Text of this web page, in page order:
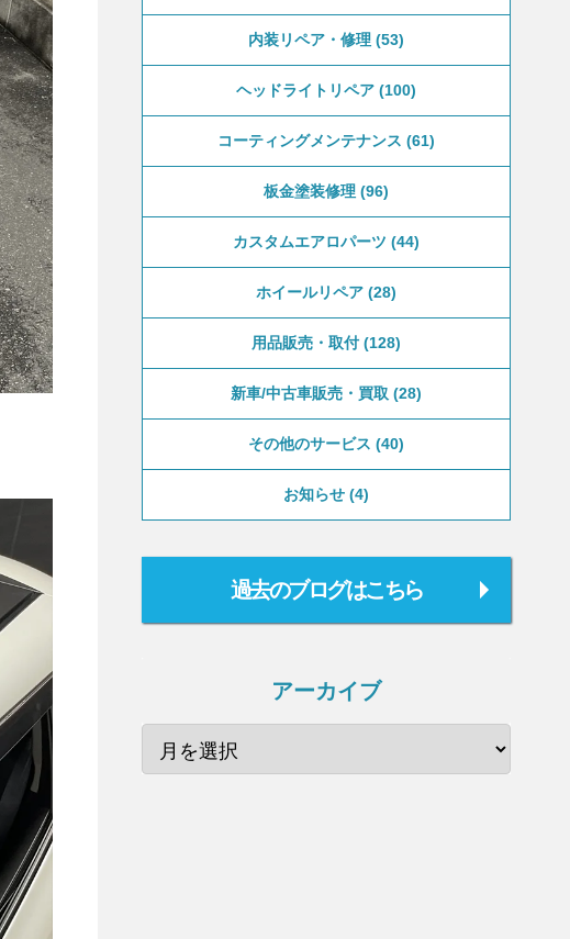
内装リペア・修理 53
ヘッドライトリペア 100
コーティングメンテナンス 61
板金塗装修理 96
カスタムエアロパーツ 44
ホイールリペア 28
用品販売・取付 128
新車/中古車販売・買取 28
その他のサービス 40
お知らせ 4
過去のブログはこちら
アーカイブ